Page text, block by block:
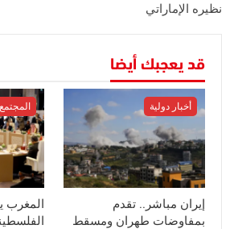
نظيره الإماراتي
قد يعجبك أيضا
أخبار دولية
إيران مباشر.. تقدم
بمفاوضات طهران ومسقط
المجتمع
المغرب